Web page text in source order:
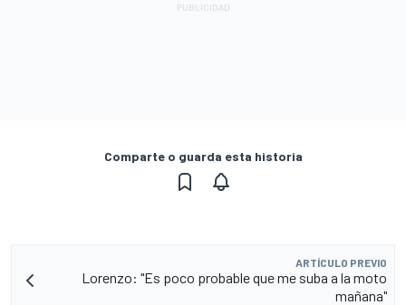
Comparte o guarda esta historia
ARTÍCULO PREVIO
Lorenzo: "Es poco probable que me suba a la moto
mañana"